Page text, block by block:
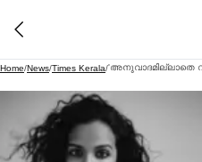
Home/News/Times Kerala/